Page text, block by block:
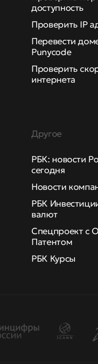
доступность
Проверить IP
Перевести
Punycode
Проверить
интернета
Другое
РБК: новости
сегодня
Новости
РБК
валют
Спецпроект с
Патентом
РБК Курсы